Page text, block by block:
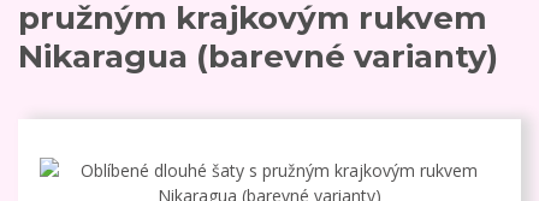
pružným krajkovým rukvem
Nikaragua (barevné varianty)